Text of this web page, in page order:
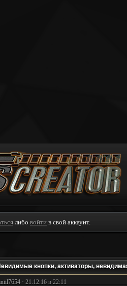
либо войти в свой аккаунт.
кнопки, активаторы,
· 21.12.16 в 22:11